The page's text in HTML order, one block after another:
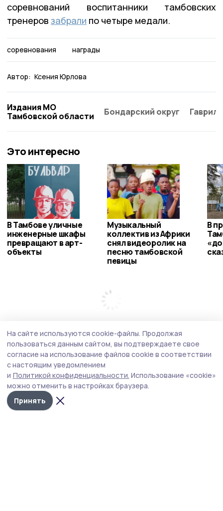
соревнований воспитанники тамбовских
тренеров забрали по четыре медали.
соревнования награды
Автор: Ксения Юрлова
Издания МО
Тамбовской области
Бондарский округ
Это интересно
В Тамбове уличные
инженерные шкафы
превращают в арт-
объекты
Музыкальный
коллектив из Африки
снял видеоролик на
песню тамбовской
певицы
В
На сайте используются cookie-файлы. Продолжая
пользоваться данным сайтом, вы подтверждаете свое
согласие на использование файлов cookie в соответствии
с настоящим уведомлением
и Политикой конфиденциальности. Использование «cookie»
можно отменить в настройках браузера.
Принять